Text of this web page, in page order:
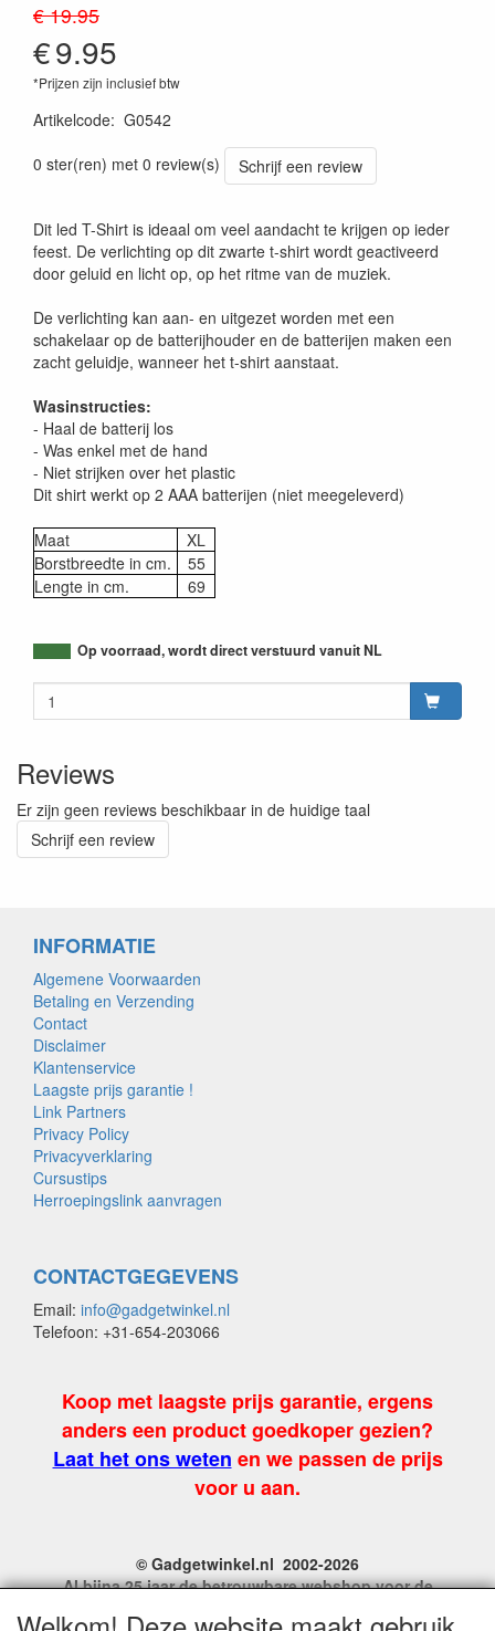
€ 19.95
€9.95
*Prijzen zijn inclusief btw
Artikelcode: G0542
0 ster(ren) met 0 review(s)
Schrijf een review
Dit led T-Shirt is ideaal om veel aandacht te krijgen op ieder
feest. De verlichting op dit zwarte t-shirt wordt geactiveerd
door geluid en licht op, op het ritme van de muziek.
De verlichting kan aan- en uitgezet worden met een
schakelaar op de batterijhouder en de batterijen maken een
zacht geluidje, wanneer het t-shirt aanstaat.
Wasinstructies:
- Haal de batterij los
- Was enkel met de hand
- Niet strijken over het plastic
Dit shirt werkt op 2 AAA batterijen (niet meegeleverd)
Maat
XL
Borstbreedte in cm.
55
Lengte in cm.
69
Op voorraad, wordt direct verstuurd vanuit NL
Reviews
Er zijn geen reviews beschikbaar in de huidige taal
Schrijf een review
INFORMATIE
Algemene Voorwaarden
Betaling en Verzending
Contact
Disclaimer
Klantenservice
Laagste prijs garantie !
Link Partners
Privacy Policy
Privacyverklaring
Cursustips
Herroepingslink aanvragen
CONTACTGEGEVENS
Email: info@gadgetwinkel.nl
Telefoon: +31-654-203066
Koop met laagste prijs garantie, ergens
anders een product goedkoper gezien?
Laat het ons weten en we passen de prijs
voor u aan.
© Gadgetwinkel.nl 2002-2026
Al bijna 25 jaar de betrouwbare webshop voor de